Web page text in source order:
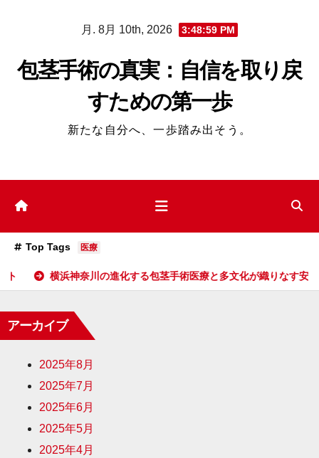
ッ
月. 8月 10th, 2026 3:49:01 PM
包茎手術の真実：自信を取り戻
すための第一歩
新たな自分へ、一歩踏み出そう。
Top Tags 医療
進化する包茎手術医療と多文化が織りなす安心と信頼の泌尿器ケア
アーカイブ
2025年8月
2025年7月
2025年6月
2025年5月
2025年4月